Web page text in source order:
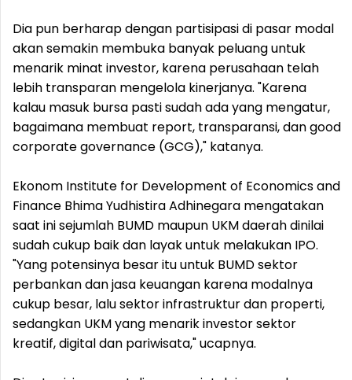
Dia pun berharap dengan partisipasi di pasar modal
akan semakin membuka banyak peluang untuk
menarik minat investor, karena perusahaan telah
lebih transparan mengelola kinerjanya. "Karena
kalau masuk bursa pasti sudah ada yang mengatur,
bagaimana membuat report, transparansi, dan good
corporate governance (GCG)," katanya.
Ekonom Institute for Development of Economics and
Finance Bhima Yudhistira Adhinegara mengatakan
saat ini sejumlah BUMD maupun UKM daerah dinilai
sudah cukup baik dan layak untuk melakukan IPO.
"Yang potensinya besar itu untuk BUMD sektor
perbankan dan jasa keuangan karena modalnya
cukup besar, lalu sektor infrastruktur dan properti,
sedangkan UKM yang menarik investor sektor
kreatif, digital dan pariwisata," ucapnya.